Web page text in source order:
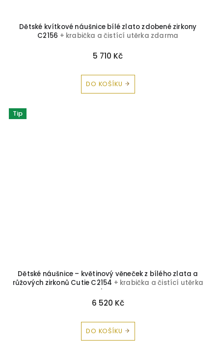
Dětské kvítkové náušnice bílé zlato zdobené zirkony
C2156 + krabička a čistící utěrka zdarma
5 710 Kč
DO KOŠÍKU
Tip
Dětské náušnice – květinový věneček z bílého zlata a
růžových zirkonů Cutie C2154 + krabička a čistící utěrka
zdarma
6 520 Kč
DO KOŠÍKU